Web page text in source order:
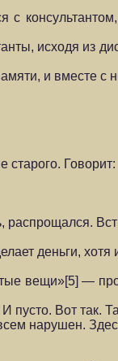
исходя из
и вместе
старого. Говорит:
распрощался.
деньги,
вещи»[5] —
Вот так.
нарушен.